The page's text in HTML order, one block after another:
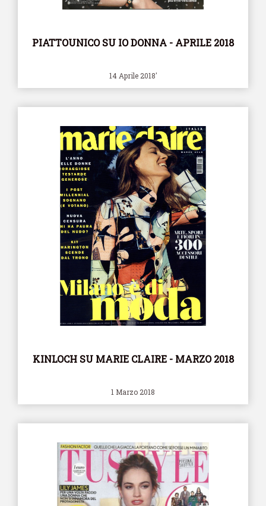
PIATTOUNICO SU IO DONNA - APRILE 2018
14 Aprile 2018'
KINLOCH SU MARIE CLAIRE - MARZO 2018
1 Marzo 2018